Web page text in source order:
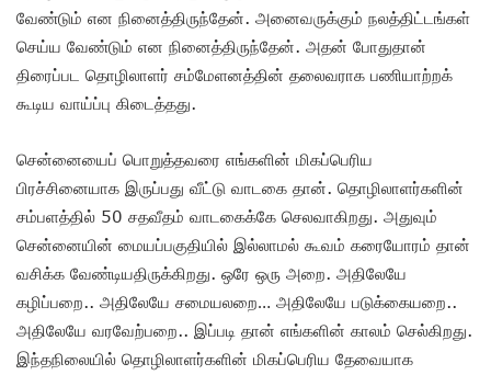
வேண்டும் என நினைத்திருந்தேன். அனைவருக்கும் நலத்திட்டங்கள்
செய்ய வேண்டும் என நினைத்திருந்தேன். அதன் போதுதான்
திரைப்பட தொழிலாளர் சம்மேளனத்தின் தலைவராக பணியாற்றக்
கூடிய வாய்ப்பு கிடைத்தது.
சென்னையைப் பொறுத்தவரை எங்களின் மிகப்பெரிய
பிரச்சினையாக இருப்பது வீட்டு வாடகை தான். தொழிலாளர்களின்
சம்பளத்தில் 50 சதவீதம் வாடகைக்கே செலவாகிறது. அதுவும்
சென்னையின் மையப்பகுதியில் இல்லாமல் கூவம் கரையோரம் தான்
வசிக்க வேண்டியதிருக்கிறது. ஒரே ஒரு அறை. அதிலேயே
கழிப்பறை.. அதிலேயே சமையலறை… அதிலேயே படுக்கையறை..
அதிலேயே வரவேற்பறை.. இப்படி தான் எங்களின் காலம் செல்கிறது.
இந்தநிலையில் தொழிலாளர்களின் மிகப்பெரிய தேவையாக